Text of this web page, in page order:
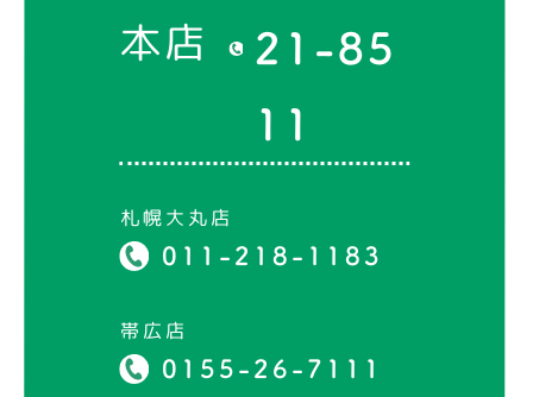
本店
21-85
11
札幌大丸店
011-218-1183
帯広店
0155-26-7111